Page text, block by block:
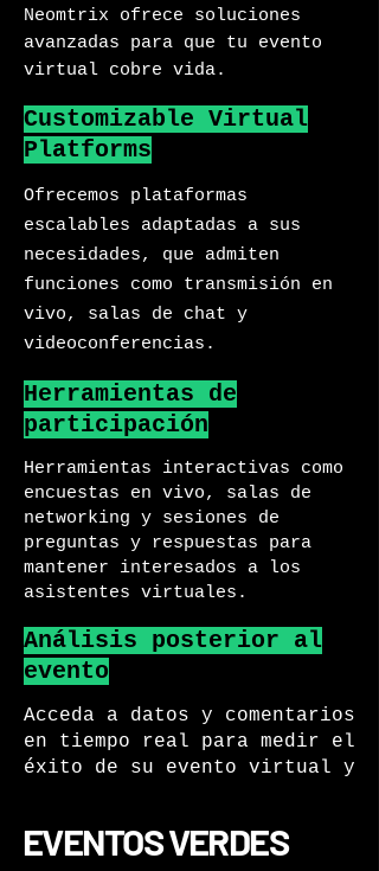
Neomtrix ofrece soluciones
avanzadas para que tu evento
virtual cobre vida.
Customizable Virtual
Platforms
Ofrecemos plataformas
escalables adaptadas a sus
necesidades, que admiten
funciones como transmisión en
vivo, salas de chat y
videoconferencias.
Herramientas de
participación
Herramientas interactivas como
encuestas en vivo, salas de
networking y sesiones de
preguntas y respuestas para
mantener interesados a los
asistentes virtuales.
Análisis posterior al
evento
Acceda a datos y comentarios
en tiempo real para medir el
éxito de su evento virtual y
EVENTOS VERDES